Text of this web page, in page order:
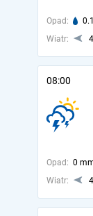
Opad:
Wiatr:
08:00
Opad: 0
Wiatr: